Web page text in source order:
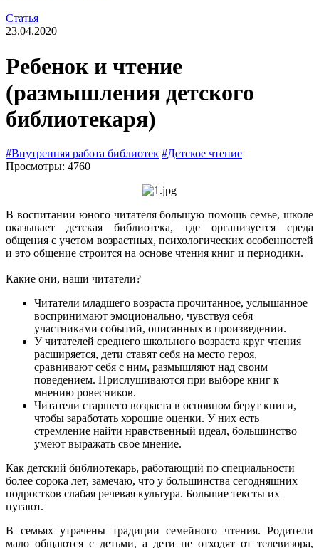
Статья
23.04.2020
Ребенок и чтение
(размышления детского
библиотекаря)
#Внутренняя работа библиотек #Детское чтение
Просмотры: 4760
В воспитании юного читателя большую помощь семье, школе
оказывает детская библиотека, где организуется среда
общения с учетом возрастных, психологических особенностей
и это общение строится на основе чтения книг и периодики.
Какие они, наши читатели?
Читатели младшего возраста прочитанное, услышанное
воспринимают эмоционально, чувствуя себя
участниками событий, описанных в произведении.
У читателей среднего школьного возраста круг чтения
расширяется, дети ставят себя на место героя,
сравнивают себя с ним, размышляют над своим
поведением. Прислушиваются при выборе книг к
мнению ровесников.
Читатели старшего возраста в основном берут книги,
чтобы заработать хорошие оценки. У них есть
стремление найти нравственный идеал, большинство
умеют выражать свое мнение.
Как детский библиотекарь, работающий по специальности
более сорока лет, замечаю, что у большинства сегодняшних
подростков слабая речевая культура. Большие тексты их
пугают.
В семьях утрачены традиции семейного чтения. Родители
мало общаются с детьми, а дети не отходят от телевизора,